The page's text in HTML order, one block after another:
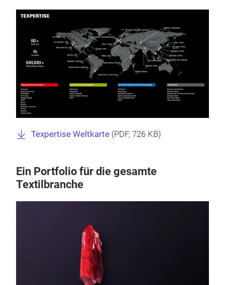
Texpertise Weltkarte (PDF, 726 KB)
Ein Portfolio für die gesamte
Textilbranche